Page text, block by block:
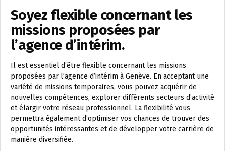
Soyez flexible concernant les
missions proposées par
l’agence d’intérim.
Il est essentiel d’être flexible concernant les missions
proposées par l’agence d’intérim à Genève. En acceptant une
variété de missions temporaires, vous pouvez acquérir de
nouvelles compétences, explorer différents secteurs d’activité
et élargir votre réseau professionnel. La flexibilité vous
permettra également d’optimiser vos chances de trouver des
opportunités intéressantes et de développer votre carrière de
manière diversifiée.